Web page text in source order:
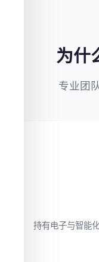
为什
专业团
持有电子与智能